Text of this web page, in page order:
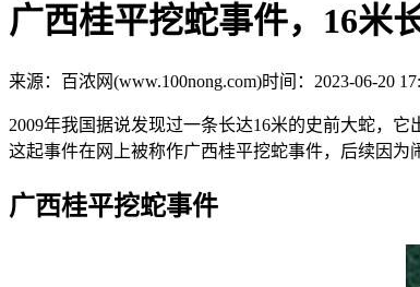
广西桂平挖蛇事件，16米
来源：百浓网(www.100nong.com)时间：2023-06-20
2009年我国据说发现过一条长达16米的史前大蛇，
这起事件在网上被称作广西桂平挖蛇事件，后续因为
广西桂平挖蛇事件